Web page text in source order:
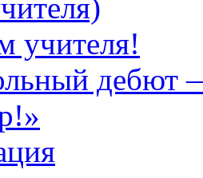
учителя!
дебют